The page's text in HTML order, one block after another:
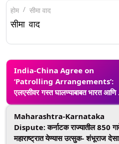
होम सीमा वाद
सीमा वाद
India-China Agree on
‘Patrolling Arrangements’:
एलएसीवर गस्त घालण्याबाबत भारत आणि
यांच्यात तब्बत 4 वर्षानंतर करार; सीमा वाद
संपण्याची शक्यता
Maharashtra-Karnataka
Dispute: कर्नाटक राज्यातील 850
महाराष्ट्रात येण्यास उत्सुक- शंभूराज